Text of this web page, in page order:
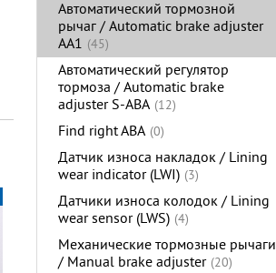
Автоматический тормозной
рычаг / Automatic brake adjuster
AA1 (45)
Автоматический регулятор
тормоза / Automatic brake
adjuster S-ABA (12)
Find right ABA (0)
Датчик износа накладок / Lining
wear indicator (LWI) (3)
Датчики износа колодок / Lining
wear sensor (LWS) (4)
Механические тормозные рычаги
/ Manual brake adjuster (20)